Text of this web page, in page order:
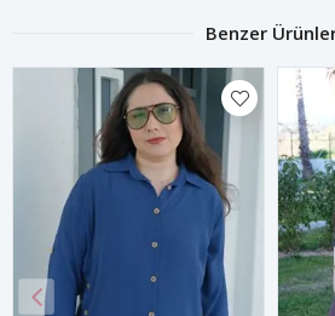
Benzer